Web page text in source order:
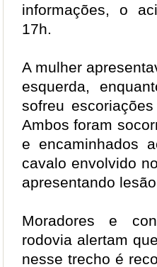
informações, o
17h.
A mulher
esquerda,
sofreu
Ambos foram
e encaminhados
cavalo envolvido
apresentando
Moradores e
rodovia alertam
nesse trecho é